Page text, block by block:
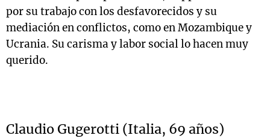
por su trabajo con los desfavorecidos y su
mediación en conflictos, como en Mozambique y
Ucrania. Su carisma y labor social lo hacen muy
querido.
Claudio Gugerotti (Italia, 69 años)